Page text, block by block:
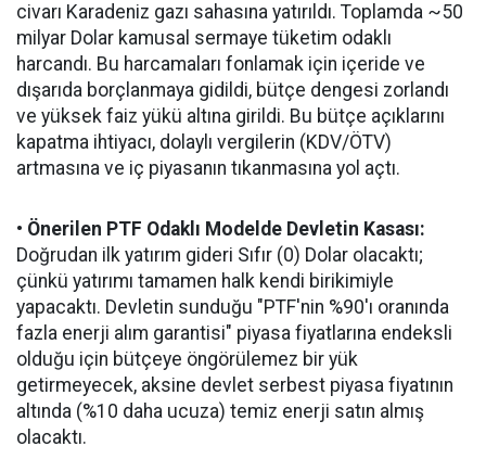
civarı Karadeniz gazı sahasına yatırıldı. Toplamda ~50
milyar Dolar kamusal sermaye tüketim odaklı
harcandı. Bu harcamaları fonlamak için içeride ve
dışarıda borçlanmaya gidildi, bütçe dengesi zorlandı
ve yüksek faiz yükü altına girildi. Bu bütçe açıklarını
kapatma ihtiyacı, dolaylı vergilerin (KDV/ÖTV)
artmasına ve iç piyasanın tıkanmasına yol açtı.
• Önerilen PTF Odaklı Modelde Devletin Kasası:
Doğrudan ilk yatırım gideri Sıfır (0) Dolar olacaktı;
çünkü yatırımı tamamen halk kendi birikimiyle
yapacaktı. Devletin sunduğu "PTF'nin %90'ı oranında
fazla enerji alım garantisi" piyasa fiyatlarına endeksli
olduğu için bütçeye öngörülemez bir yük
getirmeyecek, aksine devlet serbest piyasa fiyatının
altında (%10 daha ucuza) temiz enerji satın almış
olacaktı.